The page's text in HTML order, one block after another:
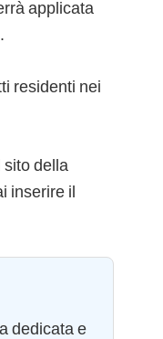
applicata
residenti nei
sito della
inserire il
dedicata e